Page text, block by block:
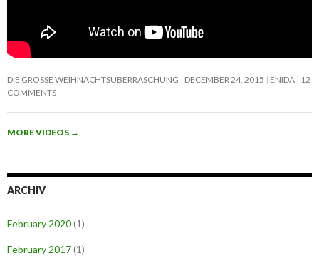
DIE GROSSE WEIHNACHTSÜBERRASCHUNG DECEMBER 24, 2015 ENIDA
12
COMMENTS
MORE VIDEOS →
ARCHIV
February 2020(1)
February 2017(1)